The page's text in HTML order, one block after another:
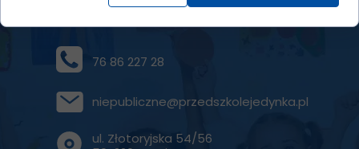
ul. Złotoryjska 54/56
76 86 227 28
niepubliczne@przedszkolejedynka.pl